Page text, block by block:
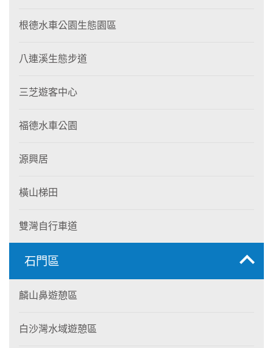
根德水車公園生態園區
八連溪生態步道
三芝遊客中心
福德水車公園
源興居
橫山梯田
雙灣自行車道
石門區
麟山鼻遊憩區
白沙灣水域遊憩區